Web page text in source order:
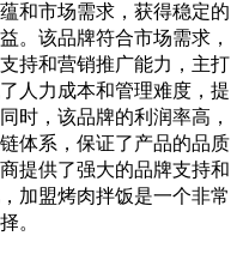
和市场需求，获得稳定的
。该品牌符合市场需求，
持和营销推广能力，主打
人力成本和管理难度，提
时，该品牌的利润率高，
体系，保证了产品的品质
提供了强大的品牌支持和
加盟烤肉拌饭是一个非常
。